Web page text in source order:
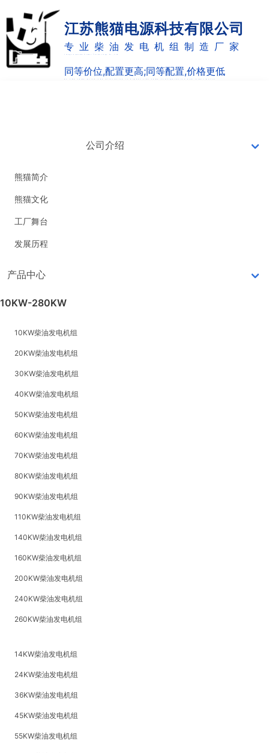
江苏熊猫电源科技有限公司
专业柴油发电机组制造厂家
同等价位,配置更高;同等配置,价格更低
公司介绍
熊猫简介
熊猫文化
工厂舞台
发展历程
产品中心
10KW-280KW
10KW柴油发电机组
20KW柴油发电机组
30KW柴油发电机组
40KW柴油发电机组
50KW柴油发电机组
60KW柴油发电机组
70KW柴油发电机组
80KW柴油发电机组
90KW柴油发电机组
110KW柴油发电机组
140KW柴油发电机组
160KW柴油发电机组
200KW柴油发电机组
240KW柴油发电机组
260KW柴油发电机组
14KW柴油发电机组
24KW柴油发电机组
36KW柴油发电机组
45KW柴油发电机组
55KW柴油发电机组